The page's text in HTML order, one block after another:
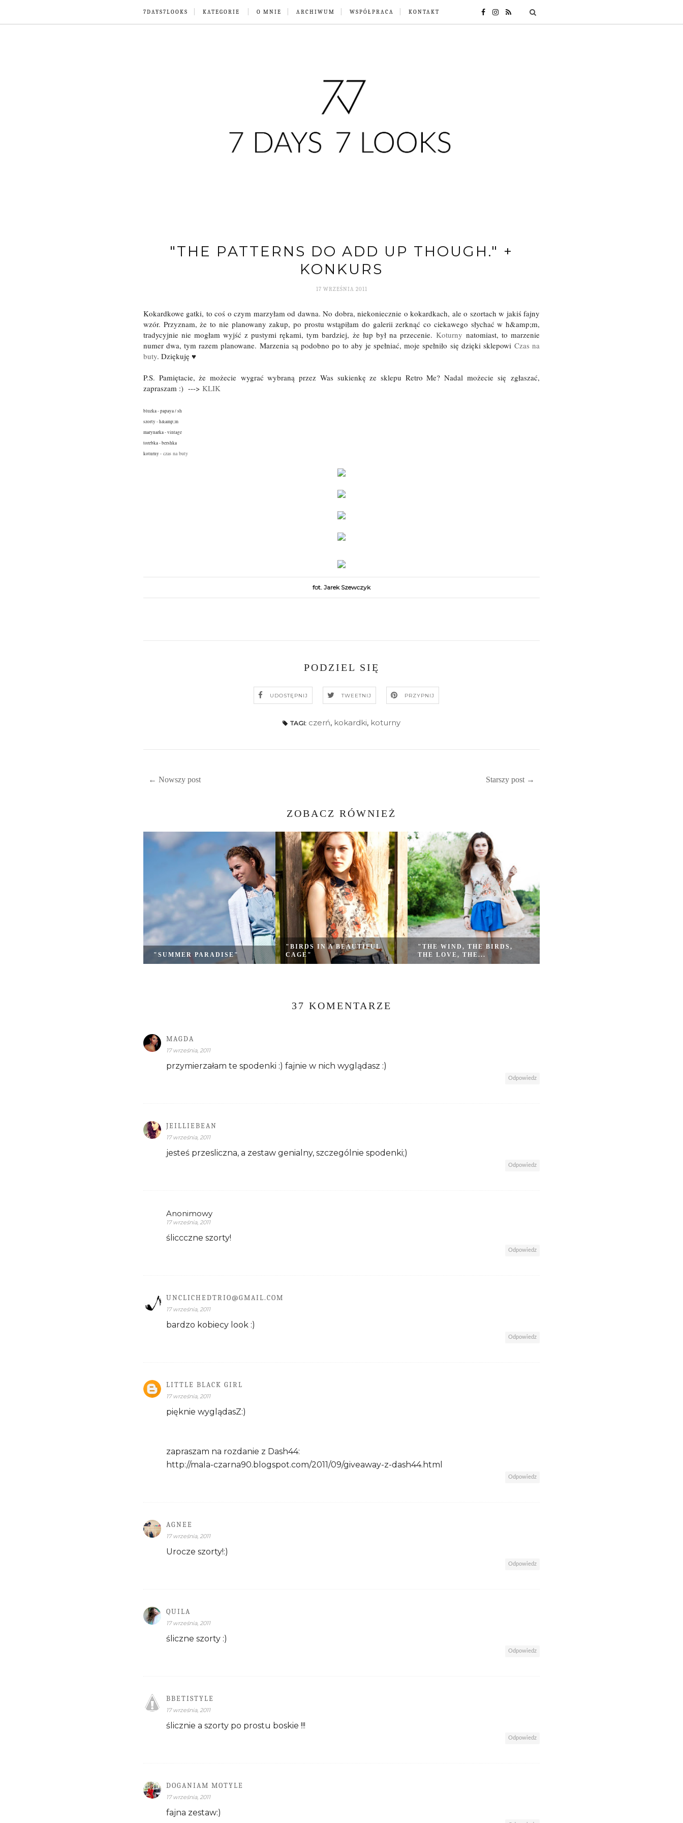
7DAYS7LOOKS KATEGORIE O MNIE ARCHIWUM WSPÓŁPRACA KONTAKT
"THE PATTERNS DO ADD UP THOUGH." +
KONKURS
17 WRZEŚNIA 2011
Kokardkowe gatki, to coś o czym marzyłam od dawna. No dobra, niekoniecznie o kokardkach, ale o szortach w jakiś fajny
wzór. Przyznam, że to nie planowany zakup, po prostu wstąpiłam do galerii zerknąć co ciekawego słychać w h&amp;m,
tradycyjnie nie mogłam wyjść z pustymi rękami, tym bardziej, że łup był na przecenie. Koturny natomiast, to marzenie
numer dwa, tym razem planowane. Marzenia są podobno po to aby je spełniać, moje spełniło się dzięki sklepowi Czas na
buty. Dziękuję ♥
P.S. Pamiętacie, że możecie wygrać wybraną przez Was sukienkę ze sklepu Retro Me? Nadal możecie się zgłaszać,
zapraszam :) ---> KLIK
bluzka - papaya / sh
szorty - h&amp;m
marynarka - vintage
torebka - bershka
koturny - czas na buty
fot. Jarek Szewczyk
PODZIEL SIĘ
UDOSTĘPNIJ TWEETNIJ PRZYPNIJ
TAGI: czerń, kokardki, koturny
← Nowszy post Starszy post →
ZOBACZ RÓWNIEŻ
"SUMMER PARADISE"
"BIRDS IN A BEAUTIFUL
CAGE"
"THE WIND, THE BIRDS,
THE LOVE, THE...
37 KOMENTARZE
MAGDA
17 września, 2011
przymierzałam te spodenki :) fajnie w nich wyglądasz :)
Odpowiedz
JEILLIEBEAN
17 września, 2011
jesteś przesliczna, a zestaw genialny, szczególnie spodenki;)
Odpowiedz
Anonimowy
17 września, 2011
śliccczne szorty!
Odpowiedz
UNCLICHEDTRIO@GMAIL.COM
17 września, 2011
bardzo kobiecy look :)
Odpowiedz
LITTLE BLACK GIRL
17 września, 2011
pięknie wyglądasZ:)
zapraszam na rozdanie z Dash44:
http://mala-czarna90.blogspot.com/2011/09/giveaway-z-dash44.html
Odpowiedz
AGNEE
17 września, 2011
Urocze szorty!:)
Odpowiedz
QUILA
17 września, 2011
śliczne szorty :)
Odpowiedz
BBETISTYLE
17 września, 2011
ślicznie a szorty po prostu boskie !!!
Odpowiedz
DOGANIAM MOTYLE
17 września, 2011
fajna zestaw:)